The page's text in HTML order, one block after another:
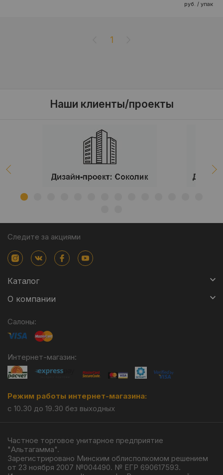
руб. / упак
1
Наши клиенты/проекты
Следите за акциями
Каталог
О компании
Салоны:
Интернет-магазин:
Режим работы интернет-магазина:
с 10.30 до 19.30 без выходных
Частное торговое унитарное предприятие
"Альтагамма".
Зарегистрировано Минским облисполкомом решением
от 23 ноября 2007 №004490. № ЕГР 690617593.